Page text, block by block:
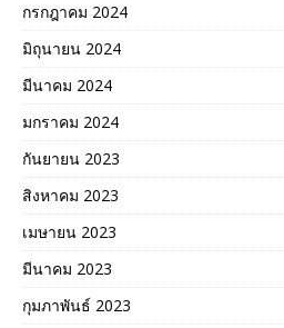
กรกฎาคม 2024
มิถุนายน 2024
มีนาคม 2024
มกราคม 2024
กันยายน 2023
สิงหาคม 2023
เมษายน 2023
มีนาคม 2023
กุมภาพันธ์ 2023